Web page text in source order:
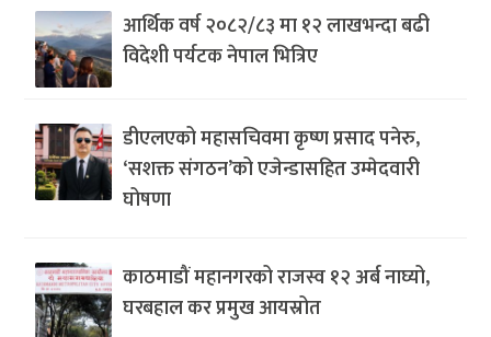
आर्थिक वर्ष २०८२/८३ मा १२ लाखभन्दा बढी
विदेशी पर्यटक नेपाल भित्रिए
डीएलएको महासचिवमा कृष्ण प्रसाद पनेरु,
‘सशक्त संगठन’को एजेन्डासहित उम्मेदवारी
घोषणा
काठमाडौं महानगरको राजस्व १२ अर्ब नाघ्यो,
घरबहाल कर प्रमुख आयस्रोत